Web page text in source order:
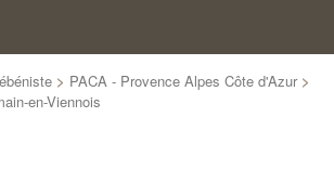
> PACA - Provence Alpes Côte d'Azur >
en-Viennois